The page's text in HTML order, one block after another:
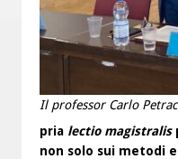
Il professor Carlo
pria lectio magistralis
non solo sui metodi